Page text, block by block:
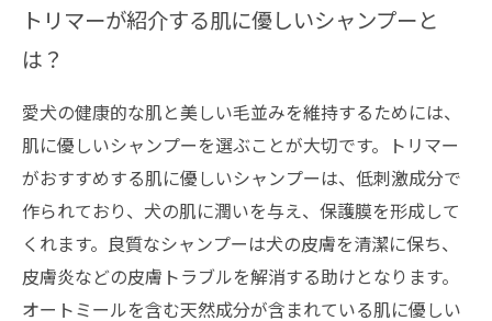
方法をマスターしよう
トリマーが紹介する肌に優しいシャンプーと
は？
愛犬の健康的な肌と美しい毛並みを維持するためには、
肌に優しいシャンプーを選ぶことが大切です。トリマー
がおすすめする肌に優しいシャンプーは、低刺激成分で
作られており、犬の肌に潤いを与え、保護膜を形成して
くれます。良質なシャンプーは犬の皮膚を清潔に保ち、
皮膚炎などの皮膚トラブルを解消する助けとなります。
オートミールを含む天然成分が含まれている肌に優しい